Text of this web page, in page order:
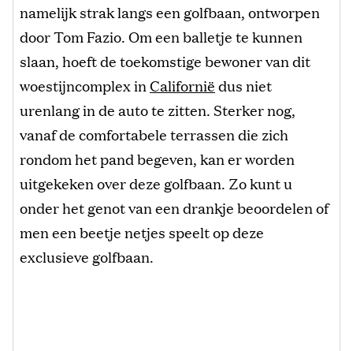
namelijk strak langs een golfbaan, ontworpen
door Tom Fazio. Om een balletje te kunnen
slaan, hoeft de toekomstige bewoner van dit
woestijncomplex inCaliforniëdus niet
urenlang in de auto te zitten. Sterker nog,
vanaf de comfortabele terrassen die zich
rondom het pand begeven, kan er worden
uitgekeken over deze golfbaan. Zo kunt u
onder het genot van een drankje beoordelen of
men een beetje netjes speelt op deze
exclusieve golfbaan.